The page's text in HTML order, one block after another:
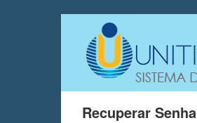
Recuperar Senha